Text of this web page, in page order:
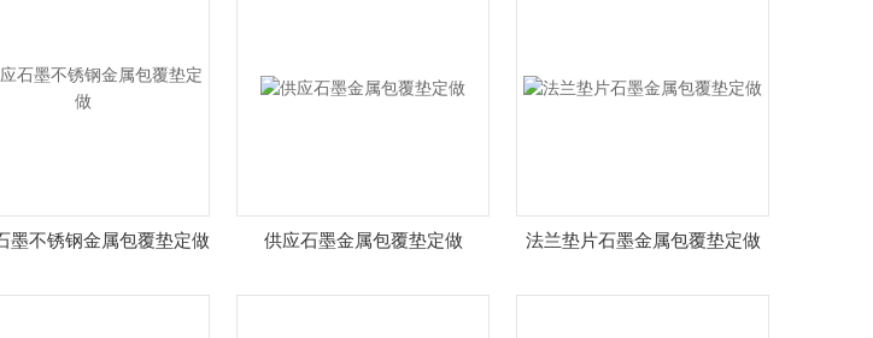
墨不锈钢金属包覆垫定做 供应石墨金属包覆垫定做 法兰垫片石墨金属包覆垫定做